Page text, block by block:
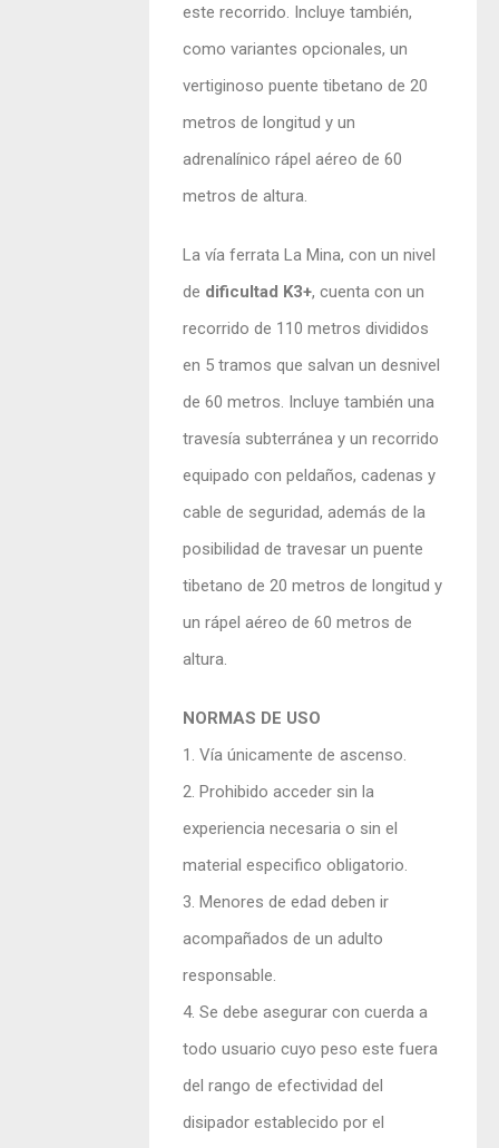
este recorrido. Incluye también,
como variantes opcionales, un
vertiginoso puente tibetano de 20
metros de longitud y un
adrenalínico rápel aéreo de 60
metros de altura.
La vía ferrata La Mina, con un nivel
de dificultad K3+, cuenta con un
recorrido de 110 metros divididos
en 5 tramos que salvan un desnivel
de 60 metros. Incluye también una
travesía subterránea y un recorrido
equipado con peldaños, cadenas y
cable de seguridad, además de la
posibilidad de travesar un puente
tibetano de 20 metros de longitud y
un rápel aéreo de 60 metros de
altura.
NORMAS DE USO
1. Vía únicamente de ascenso.
2. Prohibido acceder sin la
experiencia necesaria o sin el
material especifico obligatorio.
3. Menores de edad deben ir
acompañados de un adulto
responsable.
4. Se debe asegurar con cuerda a
todo usuario cuyo peso este fuera
del rango de efectividad del
disipador establecido por el